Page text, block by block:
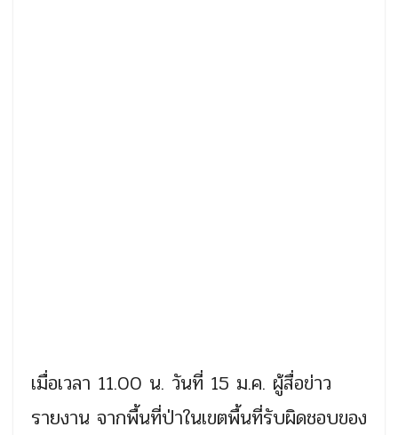
เมื่อเวลา 11.00 น. วันที่ 15 ม.ค. ผู้สื่อข่าว
รายงาน จากพื้นที่ป่าในเขตพื้นที่รับผิดชอบของ